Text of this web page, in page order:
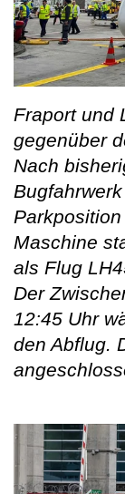
Fraport und
gegenüber
Nach
Maschine
als Flug
Der
12:45 Uhr
den Abflug.